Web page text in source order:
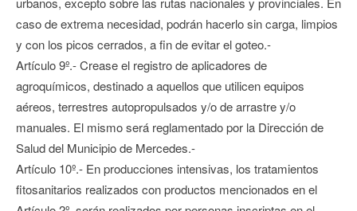
caso de extrema necesidad, podrán hacerlo sin carga, limpios
y con los picos cerrados, a fin de evitar el goteo.-
Artículo 9º.- Crease el registro de aplicadores de
agroquímicos, destinado a aquellos que utilicen equipos
aéreos, terrestres autopropulsados y/o de arrastre y/o
manuales. El mismo será reglamentado por la Dirección de
Salud del Municipio de Mercedes.-
Artículo 10º.- En producciones intensivas, los tratamientos
fitosanitarios realizados con productos mencionados en el